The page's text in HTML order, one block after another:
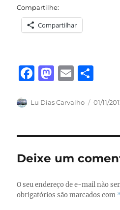
Compartilhe:
Compartilhar
F
c
b
o
o
k
M
st
d
o
n
E
ai a
Autor
Lu Dias Carvalho 01/11/
Deixe um
O seu endereço de e-mail não
obrigatórios são marcados com *